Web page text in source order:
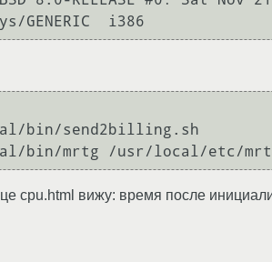
send2billing.sh
cpu.html вижу: время после